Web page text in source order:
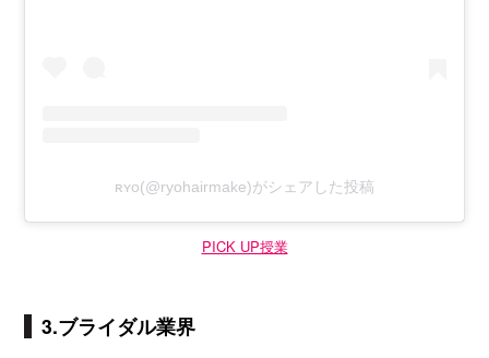
ʀʏᴏ(@ryohairmake)がシェアした投稿
PICK UP授業
3.ブライダル業界